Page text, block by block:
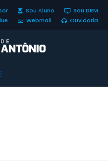
Sou Aluno
Sou DRM
Webmail Ouvidoria